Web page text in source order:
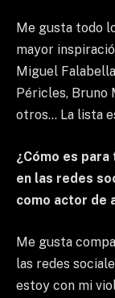
Me gusta todo
mayor
Miguel
Péricles, Bruno
otros… La lista
¿Cómo es
en las redes
como actor de
Me gusta
las redes
estoy con mi